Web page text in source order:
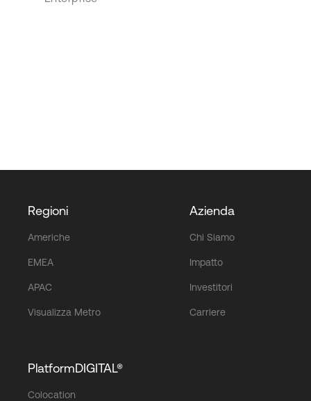
Regioni
Americhe
EMEA
APAC
Visualizza Metro
Azienda
Chi Siamo
Impatto
Investitori
Carriere
PlatformDIGITAL®
Colocation